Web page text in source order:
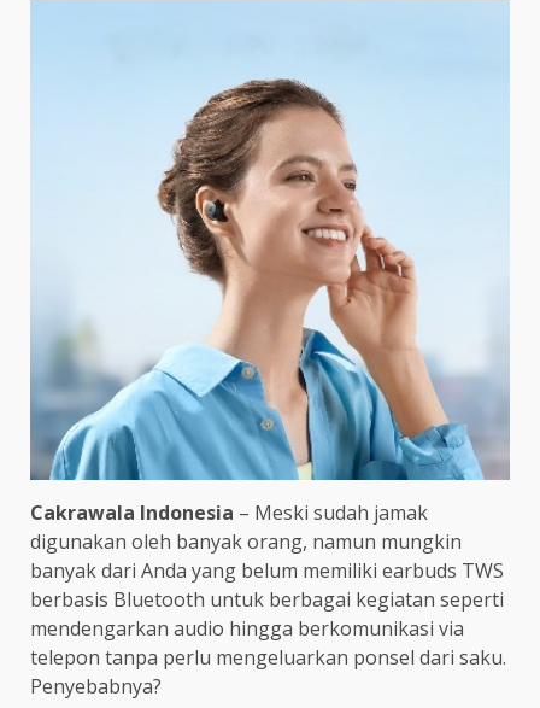
Cakrawala Indonesia – Meski sudah jamak
digunakan oleh banyak orang, namun mungkin
banyak dari Anda yang belum memiliki earbuds TWS
berbasis Bluetooth untuk berbagai kegiatan seperti
mendengarkan audio hingga berkomunikasi via
telepon tanpa perlu mengeluarkan ponsel dari saku.
Penyebabnya?